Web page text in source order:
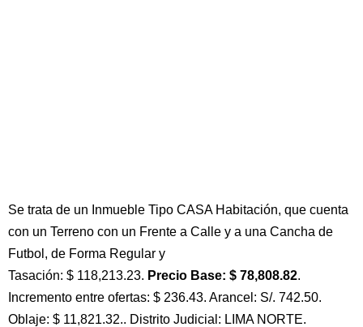
Se trata de un Inmueble Tipo CASA Habitación, que cuenta
con un Terreno con un Frente a Calle y a una Cancha de
Futbol, de Forma Regular y
Tasación: $ 118,213.23. Precio Base: $ 78,808.82.
Incremento entre ofertas: $ 236.43. Arancel: S/. 742.50.
Oblaje: $ 11,821.32.. Distrito Judicial: LIMA NORTE.